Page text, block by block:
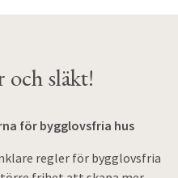
och släkt!
för bygglovsfria hus
regler för bygglovsfria